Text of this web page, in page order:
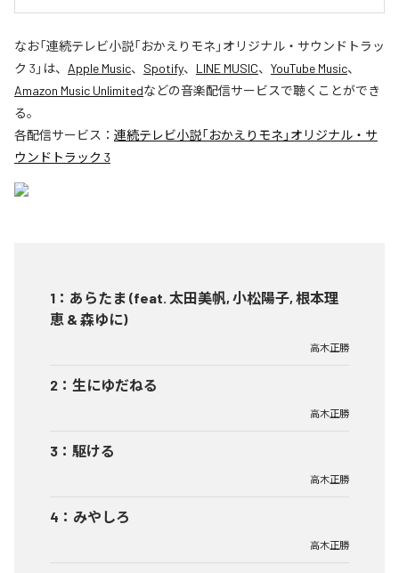
なお「連続テレビ小説「おかえりモネ」オリジナル・サウンドトラッ
ク 3 」は、 Apple Music、 Spotify、 LINE MUSIC、 YouTube Music、
Amazon Music Unlimitedなどの音楽配信サービスで聴くことができ
る。
各配信サービス： 連続テレビ小説「おかえりモネ」オリジナル・サ
ウンドトラック 3
1 ： あらたま (feat. 太田美帆, 小松陽子, 根本理
恵 & 森ゆに)
高木正勝
2 ： 生にゆだねる
高木正勝
3 ： 駆ける
高木正勝
4 ： みやしろ
高木正勝